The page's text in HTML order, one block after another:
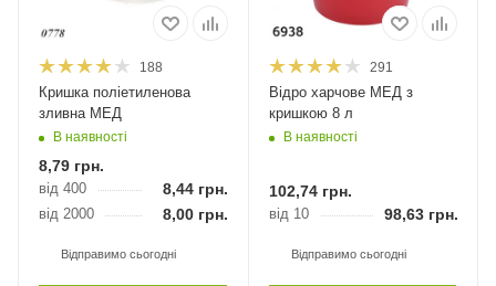
188
Кришка поліетиленова
зливна МЕД
В наявності
8,79 грн.
від 400 8,44грн.
від 2000 8,00грн.
Відправимо сьогодні
291
Відро харчове МЕД з
кришкою 8 л
В наявності
102,74грн.
від 10 98,63грн.
Відправимо сьогодні